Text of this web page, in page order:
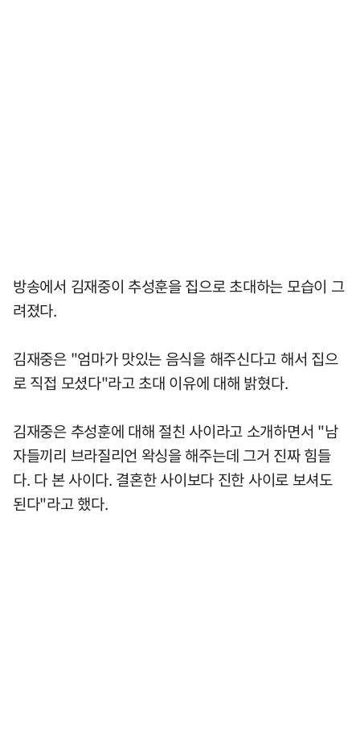
방송에서 김재중이 추성훈을 집으로 초대하는 모습이 그
려졌다.
김재중은 "엄마가 맛있는 음식을 해주신다고 해서 집으
로 직접 모셨다"라고 초대 이유에 대해 밝혔다.
김재중은 추성훈에 대해 절친 사이라고 소개하면서 "남
자들끼리 브라질리언 왁싱을 해주는데 그거 진짜 힘들
다. 다 본 사이다. 결혼한 사이보다 진한 사이로 보셔도
된다"라고 했다.